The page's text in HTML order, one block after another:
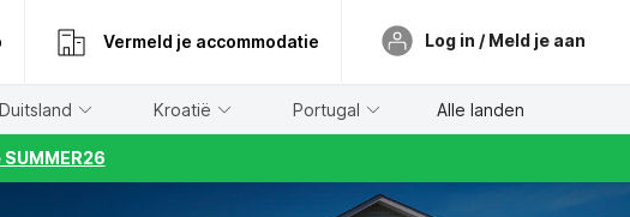
Vermeld je accommodatie Log in / Meld je aan
Duitsland Kroatië Portugal Alle landen